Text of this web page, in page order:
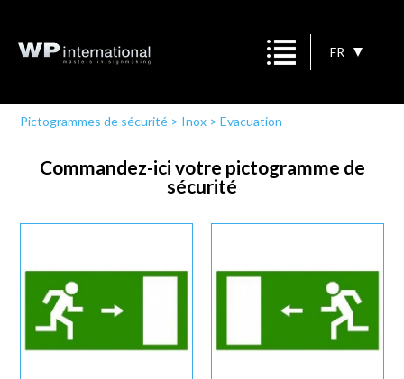
FR
Pictogrammes de sécurité > Inox >Evacuation
Commandez-ici votre pictogramme de
sécurité